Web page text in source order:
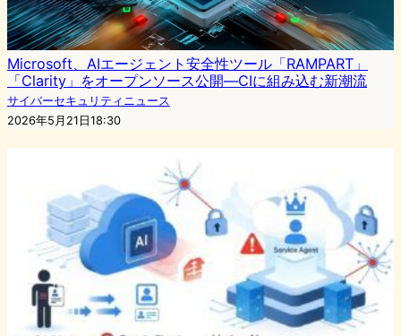
Microsoft、AIエージェント安全性ツール「RAMPART」
「Clarity」をオープンソース公開—CIに組み込む新潮流
サイバーセキュリティニュース
2026年5月21日18:30